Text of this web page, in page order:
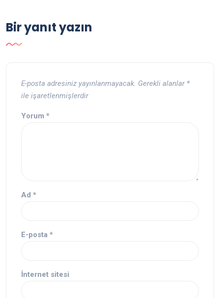
Bir yanıt yazın
E-posta adresiniz yayınlanmayacak. Gerekli alanlar *
ile işaretlenmişlerdir
Yorum *
Ad *
E-posta *
İnternet sitesi